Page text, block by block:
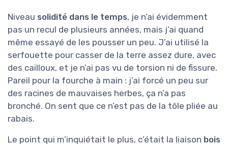
Niveau solidité dans le temps, je n’ai évidemment
pas un recul de plusieurs années, mais j’ai quand
même essayé de les pousser un peu. J’ai utilisé la
serfouette pour casser de la terre assez dure, avec
des cailloux, et je n’ai pas vu de torsion ni de fissure.
Pareil pour la fourche à main : j’ai forcé un peu sur
des racines de mauvaises herbes, ça n’a pas
bronché. On sent que ce n’est pas de la tôle pliée au
rabais.
Le point qui m’inquiétait le plus, c’était la liaison bois